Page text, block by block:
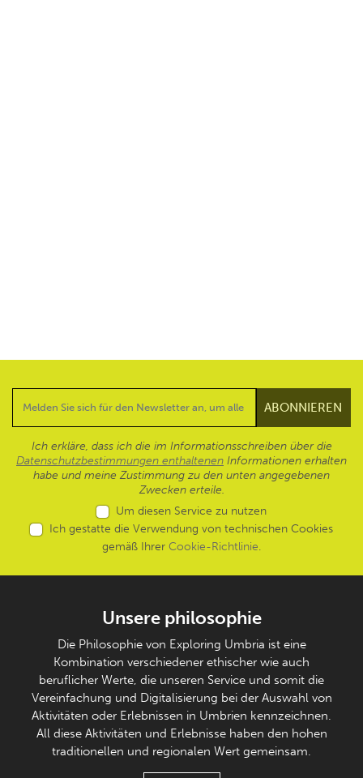
Ich erkläre, dass ich die im Informationsschreiben über die
Datenschutzbestimmungen enthaltenen Informationen erhalten
habe und meine Zustimmung zu den unten angegebenen
Zwecken erteile.
Um diesen Service zu nutzen
Ich gestatte die Verwendung von technischen Cookies
gemäß Ihrer Cookie-Richtlinie.
Unsere philosophie
Die Philosophie von Exploring Umbria ist eine
Kombination verschiedener ethischer wie auch
beruflicher Werte, die unseren Service und somit die
Vereinfachung und Digitalisierung bei der Auswahl von
Aktivitäten oder Erlebnissen in Umbrien kennzeichnen.
All diese Aktivitäten und Erlebnisse haben den hohen
traditionellen und regionalen Wert gemeinsam.